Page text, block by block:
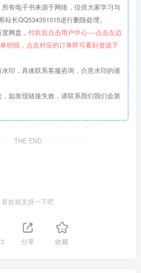
有电子书来源于网络，仅供大家学习与
长QQ534351015进行删除处理。
网盘， 付款后点击用户中心----点击左边
明细，点击对应的订单即可看到资源下
印，具体联系客服咨询，介意水印的请
如发现链接失效，请联系我们我们会第
THE END
喜欢就支持一下吧
分享 收藏